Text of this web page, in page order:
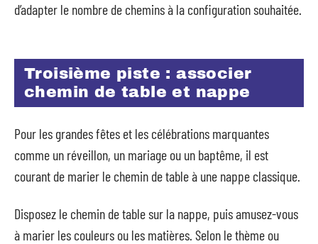
d’adapter le nombre de chemins à la configuration souhaitée.
Troisième piste : associer
chemin de table et nappe
Pour les grandes fêtes et les célébrations marquantes
comme un réveillon, un mariage ou un baptême, il est
courant de marier le chemin de table à une nappe classique.
Disposez le chemin de table sur la nappe, puis amusez-vous
à marier les couleurs ou les matières. Selon le thème ou